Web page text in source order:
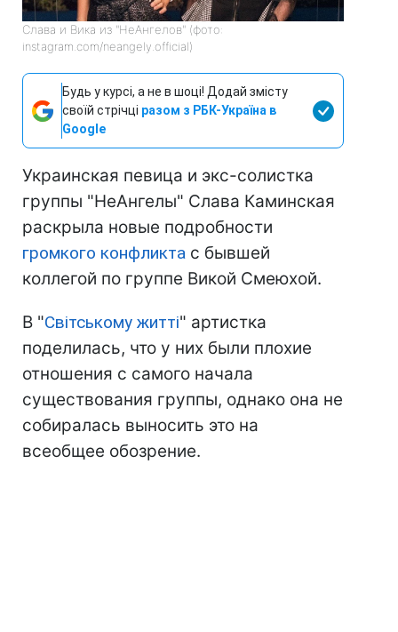
Слава и Вика из "НеАнгелов" (фото:
instagram.com/neangely.official)
Будь у курсі, а не в шоці! Додай змісту
своїй стрічці разом з РБК-Україна в
Google
Украинская певица и экс-солистка
группы "НеАнгелы" Слава Каминская
раскрыла новые подробности
громкого конфликта с бывшей
коллегой по группе Викой Смеюхой.
В "Світському житті" артистка
поделилась, что у них были плохие
отношения с самого начала
существования группы, однако она не
собиралась выносить это на
всеобщее обозрение.